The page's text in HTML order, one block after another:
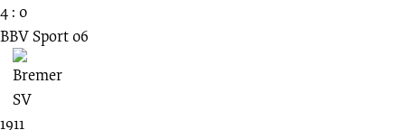
4 : 0
BBV Sport 06
1911